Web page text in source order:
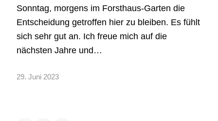
Sonntag, morgens im Forsthaus-Garten die
Entscheidung getroffen hier zu bleiben. Es fühlt
sich sehr gut an. Ich freue mich auf die
nächsten Jahre und…
29. Juni 2023